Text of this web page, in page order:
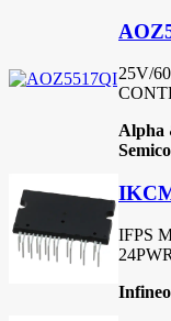
25V/
Alpha
IFPS